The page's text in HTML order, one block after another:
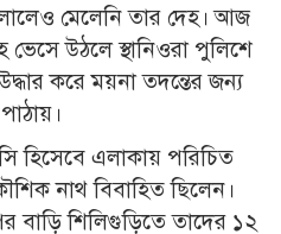
মেলেনি তার দেহ। আজ
উঠলে স্থানিওরা পুলিশে
করে ময়না তদন্তের জন্য
হিসেবে এলাকায় পরিচিত
নাথ বিবাহিত ছিলেন।
শিলিগুড়িতে তাদের ১২